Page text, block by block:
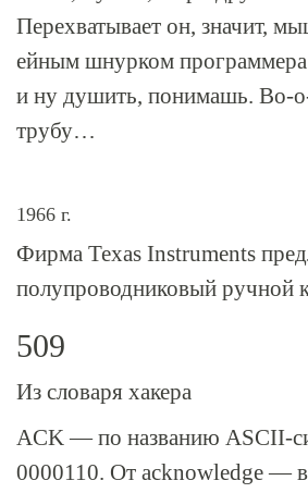
Перехватывает он, значит,
ейным шнурком
и ну душить, понимашь. Во-о
трубу…
1966 г.
Фирма Texas Instruments
полупроводниковый ручной
509
Из словаря хакера
ACK — по названию ASCII-
0000110. От acknowledge — в